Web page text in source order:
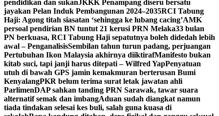
pendidikan dan sukanJKKK Penampang diseru bersatu
jayakan Pelan Induk Pembangunan 2024–2035RCI Tabung
Haji: Agong titah siasatan ‘sehingga ke lubang cacing’AMK
persoal pendirian BN tuntut 21 kerusi PRN Melaka33 bulan
PN berkuasa, RCI Tabung Haji sepatutnya boleh didedah lebih
awal – PenganalisisSembilan tahun turun padang, perjuangan
Pertubuhan Ikon Malaysia akhirnya diiktirafManifesto bukan
kitab suci, tapi janji harus ditepati – Wilfred YapPenyatuan
utuh di bawah GPS jamin kemakmuran berterusan Bumi
KenyalangPKR belum terima surat letak jawatan ahli
ParlimenDAP sahkan tanding PRN Sarawak, tawar suara
alternatif semak dan imbangAduan sudah diangkat namun
tiada tindakan selesai kes buli, salah guna kuasa di